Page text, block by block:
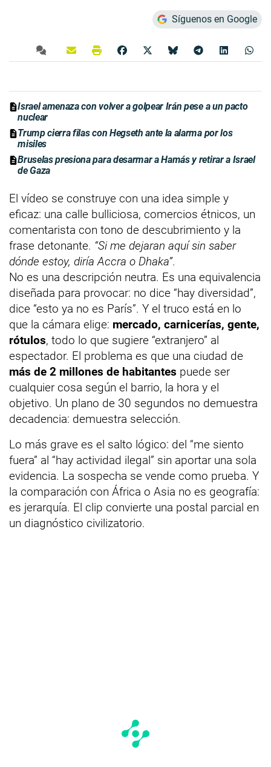
Síguenos en Google
Israel amenaza con volver a golpear Irán pese a un pacto
nuclear
Trump cierra filas con Hegseth ante la alarma por los
misiles
Bruselas presiona para desarmar a Hamás y retirar a Israel
de Gaza
El vídeo se construye con una idea simple y
eficaz: una calle bulliciosa, comercios étnicos, un
comentarista con tono de descubrimiento y la
frase detonante. “Si me dejaran aquí sin saber
dónde estoy, diría Accra o Dhaka”.
No es una descripción neutra. Es una equivalencia
diseñada para provocar: no dice “hay diversidad”,
dice “esto ya no es París”. Y el truco está en lo
que la cámara elige: mercado, carnicerías, gente,
rótulos, todo lo que sugiere “extranjero” al
espectador. El problema es que una ciudad de
más de 2 millones de habitantes puede ser
cualquier cosa según el barrio, la hora y el
objetivo. Un plano de 30 segundos no demuestra
decadencia: demuestra selección.
Lo más grave es el salto lógico: del “me siento
fuera” al “hay actividad ilegal” sin aportar una sola
evidencia. La sospecha se vende como prueba. Y
la comparación con África o Asia no es geografía:
es jerarquía. El clip convierte una postal parcial en
un diagnóstico civilizatorio.